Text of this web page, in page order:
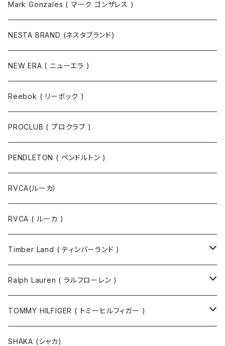
Mark Gonzales ( マーク ゴンザレス )
NESTA BRAND (ネスタブランド)
NEW ERA ( ニューエラ )
Reebok ( リーボック )
PROCLUB ( プロクラブ )
PENDLETON ( ペンドルトン )
RVCA(ルーカ）
RVCA ( ルーカ )
Timber Land ( ティンバーランド )
ソックス
半袖Tシャツ
長袖Tシャツ
Ralph Lauren ( ラルフローレン )
シャツ
帽子
TOMMY HILFIGER ( トミーヒルフィガー )
ジャケット
SHAKA (シャカ)